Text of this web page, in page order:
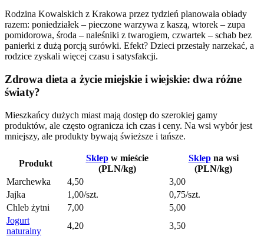
Rodzina Kowalskich z Krakowa przez tydzień planowała obiady
razem: poniedziałek – pieczone warzywa z kaszą, wtorek – zupa
pomidorowa, środa – naleśniki z twarogiem, czwartek – schab bez
panierki z dużą porcją surówki. Efekt? Dzieci przestały narzekać, a
rodzice zyskali więcej czasu i satysfakcji.
Zdrowa dieta a życie miejskie i wiejskie: dwa różne
światy?
Mieszkańcy dużych miast mają dostęp do szerokiej gamy
produktów, ale często ogranicza ich czas i ceny. Na wsi wybór jest
mniejszy, ale produkty bywają świeższe i tańsze.
Produkt
Sklepw mieście
(PLN/kg)
Sklepna wsi
(PLN/kg)
Marchewka
4,50
3,00
Jajka
1,00/szt.
0,75/szt.
Chleb żytni
7,00
5,00
Jogurt
naturalny
4,20 3,50